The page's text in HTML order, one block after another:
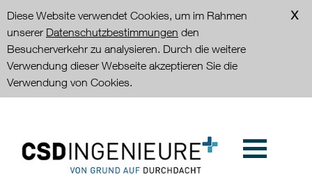
Diese Website verwendet Cookies, um im Rahmen
unserer Datenschutzbestimmungen den
Besucherverkehr zu analysieren. Durch die weitere
Verwendung dieser Webseite akzeptieren Sie die
Verwendung von Cookies.